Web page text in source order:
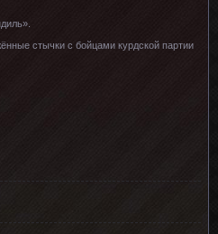
стычки с бойцами курдской партии